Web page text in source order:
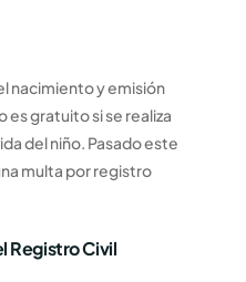
nacimiento y emisión
es gratuito si se realiza
del niño. Pasado este
multa por registro
Registro Civil